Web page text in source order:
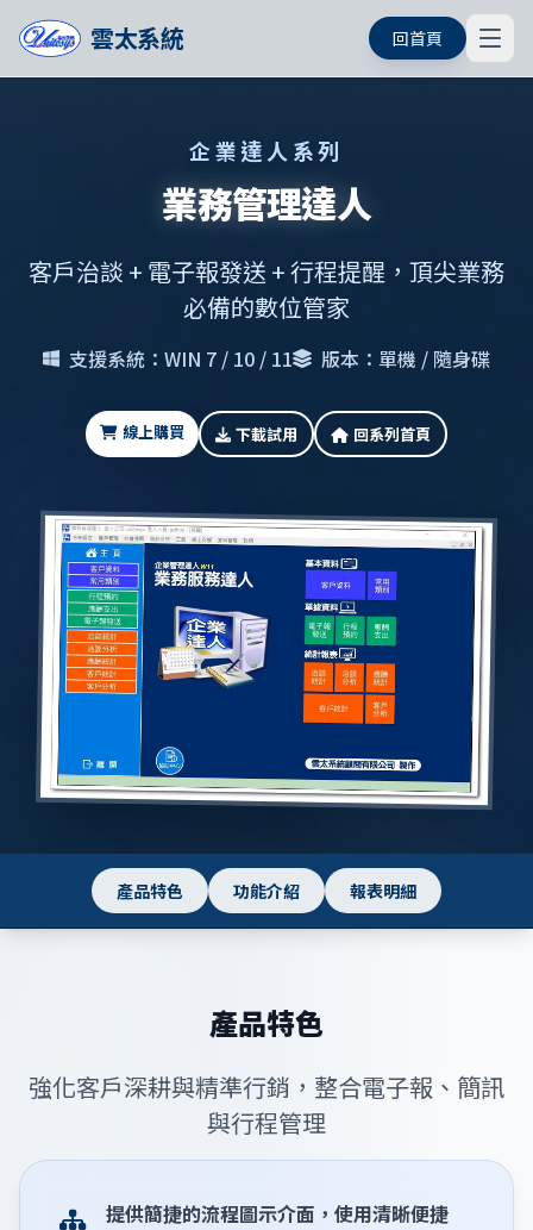
雲太系統 回首頁
企業達人系列
業務管理達人
客戶治談 + 電子報發送 + 行程提醒，頂尖業務
必備的數位管家
支援系統：WIN 7 / 10 / 11 版本：單機 / 隨身碟
線上購買 下載試用 回系列首頁
產品特色 功能介紹 報表明細
產品特色
強化客戶深耕與精準行銷，整合電子報、簡訊
與行程管理
提供簡捷的流程圖示介面，使用清晰便捷